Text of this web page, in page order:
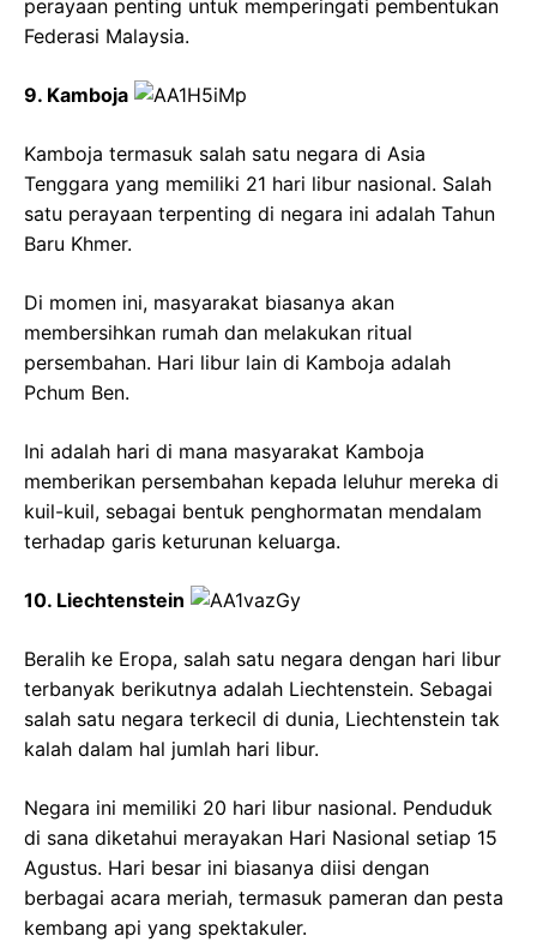
perayaan penting untuk memperingati pembentukan
Federasi Malaysia.
9. Kamboja
Kamboja termasuk salah satu negara di Asia
Tenggara yang memiliki 21 hari libur nasional. Salah
satu perayaan terpenting di negara ini adalah Tahun
Baru Khmer.
Di momen ini, masyarakat biasanya akan
membersihkan rumah dan melakukan ritual
persembahan. Hari libur lain di Kamboja adalah
Pchum Ben.
Ini adalah hari di mana masyarakat Kamboja
memberikan persembahan kepada leluhur mereka di
kuil-kuil, sebagai bentuk penghormatan mendalam
terhadap garis keturunan keluarga.
10. Liechtenstein
Beralih ke Eropa, salah satu negara dengan hari libur
terbanyak berikutnya adalah Liechtenstein. Sebagai
salah satu negara terkecil di dunia, Liechtenstein tak
kalah dalam hal jumlah hari libur.
Negara ini memiliki 20 hari libur nasional. Penduduk
di sana diketahui merayakan Hari Nasional setiap 15
Agustus. Hari besar ini biasanya diisi dengan
berbagai acara meriah, termasuk pameran dan pesta
kembang api yang spektakuler.